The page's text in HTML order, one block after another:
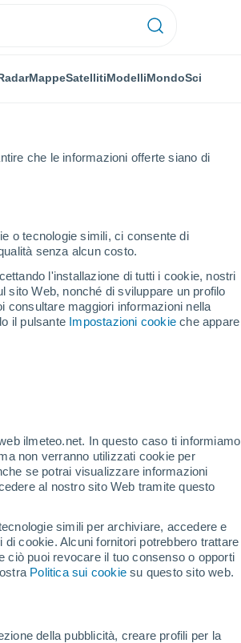
che le informazioni offerte siano di
o tecnologie simili, ci consente di
senza alcun costo.
l'installazione di tutti i cookie, nostri
sito Web, nonché di sviluppare un profilo
consultare maggiori informazioni nella
il pulsante Impostazioni cookie che appare
ilmeteo.net. In questo caso ti informiamo
non verranno utilizzati cookie per
se potrai visualizzare informazioni
al nostro sito Web tramite questo
simili per archiviare, accedere e
cookie. Alcuni fornitori potrebbero trattare
ciò puoi revocare il tuo consenso o opporti
Politica sui cookie su questo sito web.
della pubblicità, creare profili per la
MappeSatellitiModelliMondoSci
33°
Martinsburg
21°